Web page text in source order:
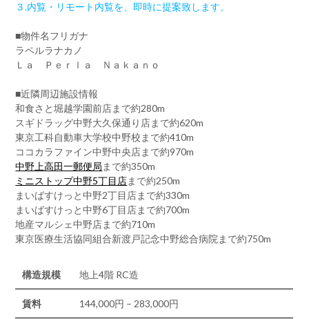
３.内覧・リモート内覧を、即時に提案致します。
■物件名フリガナ
ラペルラナカノ
Ｌａ Ｐｅｒｌａ Ｎａｋａｎｏ
■近隣周辺施設情報
和食さと堀越学園前店まで約280m
スギドラッグ中野大久保通り店まで約620m
東京工科自動車大学校中野校まで約410m
ココカラファイン中野中央店まで約970m
中野上高田一郵便局 まで約350m
ミニストップ中野5丁目店まで約250m
まいばすけっと中野2丁目店まで約330m
まいばすけっと中野6丁目店まで約700m
地産マルシェ中野店まで約710m
東京医療生活協同組合新渡戸記念中野総合病院まで約750m
構造規模 地上4階 RC造
賃料 144,000円 – 283,000円